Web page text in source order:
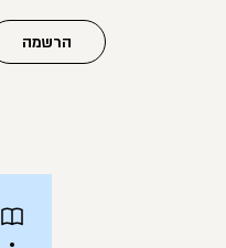
הרשמה